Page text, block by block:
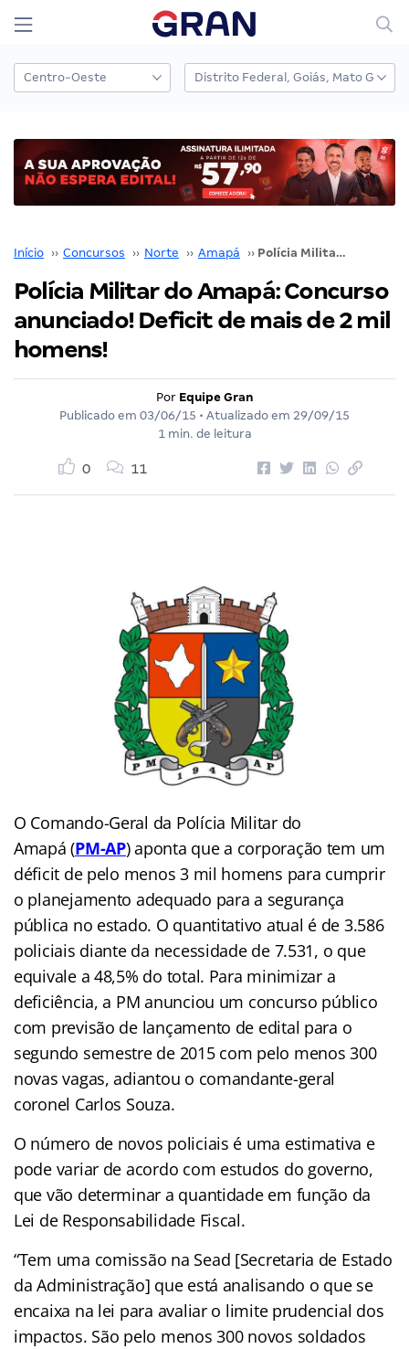
Início ›› Concursos ›› Norte ›› Amapá ›› Polícia Militar do Amapá: Concurso anunciado! Deficit de mais de 2 mil homens!
Polícia Militar do Amapá: Concurso
anunciado! Deficit de mais de 2 mil
homens!
Por Equipe Gran
Publicado em 03/06/15 • Atualizado em 29/09/15
1 min. de leitura
0 11
O Comando-Geral da Polícia Militar do
Amapá (PM-AP) aponta que a corporação tem um
déficit de pelo menos 3 mil homens para cumprir
o planejamento adequado para a segurança
pública no estado. O quantitativo atual é de 3.586
policiais diante da necessidade de 7.531, o que
equivale a 48,5% do total. Para minimizar a
deficiência, a PM anunciou um concurso público
com previsão de lançamento de edital para o
segundo semestre de 2015 com pelo menos 300
novas vagas, adiantou o comandante-geral
coronel Carlos Souza.
O número de novos policiais é uma estimativa e
pode variar de acordo com estudos do governo,
que vão determinar a quantidade em função da
Lei de Responsabilidade Fiscal.
“Tem uma comissão na Sead [Secretaria de Estado
da Administração] que está analisando o que se
encaixa na lei para avaliar o limite prudencial dos
impactos. São pelo menos 300 novos soldados